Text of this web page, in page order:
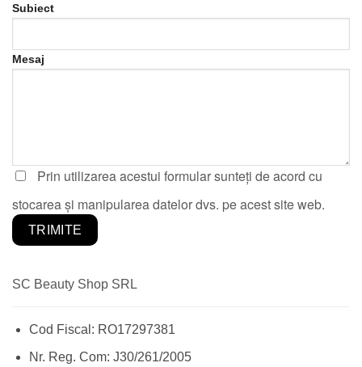
Subiect
Mesaj
Prin utilizarea acestui formular sunteți de acord cu
stocarea și manipularea datelor dvs. pe acest site web.
SC Beauty Shop SRL
Cod Fiscal: RO17297381
Nr. Reg. Com: J30/261/2005